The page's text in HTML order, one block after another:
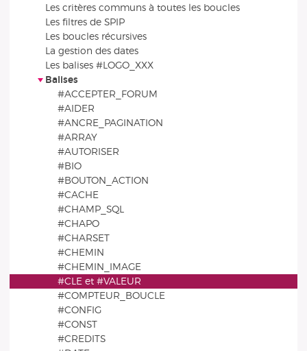
Les critères communs à toutes les boucles
Les filtres de SPIP
Les boucles récursives
La gestion des dates
Les balises #LOGO_XXX
Balises
#ACCEPTER_FORUM
#AIDER
#ANCRE_PAGINATION
#ARRAY
#AUTORISER
#BIO
#BOUTON_ACTION
#CACHE
#CHAMP_SQL
#CHAPO
#CHARSET
#CHEMIN
#CHEMIN_IMAGE
#CLE et #VALEUR
#COMPTEUR_BOUCLE
#CONFIG
#CONST
#CREDITS